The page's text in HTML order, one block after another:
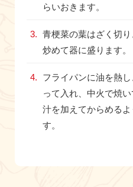
らいおきます。
青梗菜の葉はざく切
炒めて器に盛ります。
フライパンに油を熱
って入れ、中火で焼
汁を加えてからめる
す。